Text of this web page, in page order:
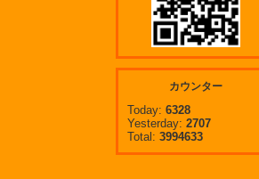
カウンター
Today: 6328
Yesterday: 2707
Total: 3994633